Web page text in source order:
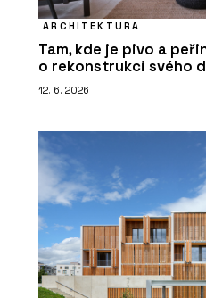
ARCHITEKTURA
Tam, kde je pivo a
o rekonstrukci svého
12. 6. 2026